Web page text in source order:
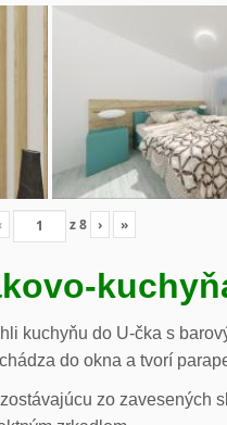
z8 › »
kuchyňu do U-čka s
do okna a tvorí
zo zavesených